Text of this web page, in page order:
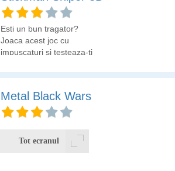
Esti un bun tragator?
Joaca acest joc cu
impuscaturi si testeaza-ti
Metal Black Wars
Esti o unitate speciala
din brigada comando si
esti trimis cu elicopterul
Tot ecranul